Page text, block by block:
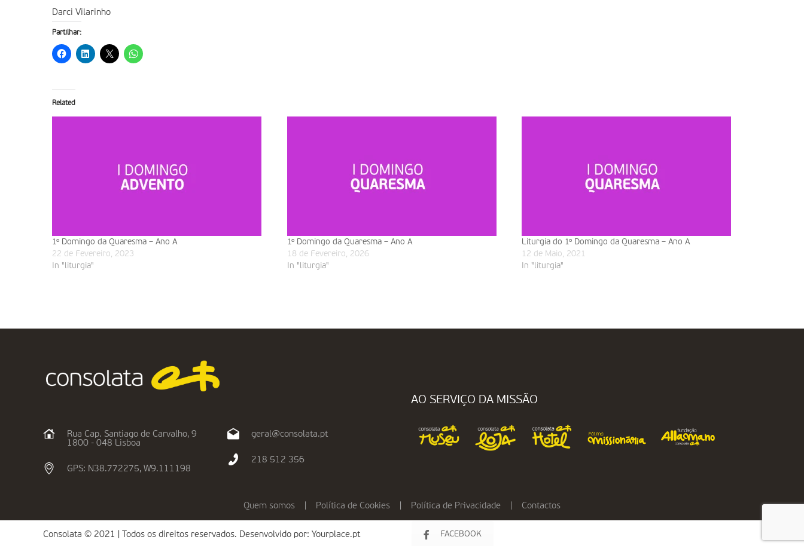
Darci Vilarinho
Partilhar:
Related
1º Domingo da Quaresma – Ano A
22 de Fevereiro, 2023
In "liturgia"
1º Domingo da Quaresma – Ano A
18 de Fevereiro, 2026
In "liturgia"
Liturgia do 1º Domingo da Quaresma – Ano A
12 de Maio, 2021
In "liturgia"
Rua Cap. Santiago de Carvalho, 9
1800 - 048 Lisboa
GPS: N38.772275, W9.111198
geral@consolata.pt
218 512 356
AO SERVIÇO DA MISSÃO
Quem somos Política de Cookies Política de Privacidade Contactos
Consolata © 2021 | Todos os direitos reservados. Desenvolvido por: Yourplace.pt FACEBOOK